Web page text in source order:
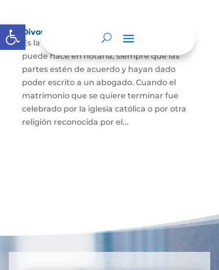
Abrir barra de herramientas
Divorcio
Es la terminación del Matrimonio Civil y se
puede hace en notaría, siempre que las
partes estén de acuerdo y hayan dado
poder escrito a un abogado. Cuando el
matrimonio que se quiere terminar fue
celebrado por la iglesia católica o por otra
religión reconocida por el...